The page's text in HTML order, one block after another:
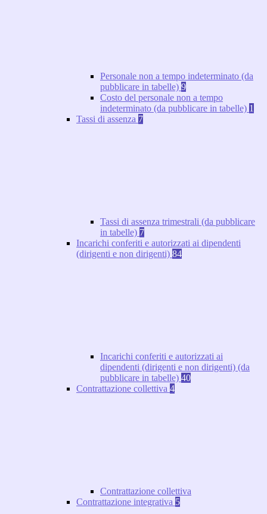
Personale non a tempo indeterminato (da
pubblicare in tabelle) 9
Costo del personale non a tempo
indeterminato (da pubblicare in tabelle) 1
Tassi di assenza 7
Tassi di assenza trimestrali (da pubblicare
in tabelle) 7
Incarichi conferiti e autorizzati ai dipendenti
(dirigenti e non dirigenti) 84
Incarichi conferiti e autorizzati ai
dipendenti (dirigenti e non dirigenti) (da
pubblicare in tabelle) 40
Contrattazione collettiva 4
Contrattazione collettiva
Contrattazione integrativa 5